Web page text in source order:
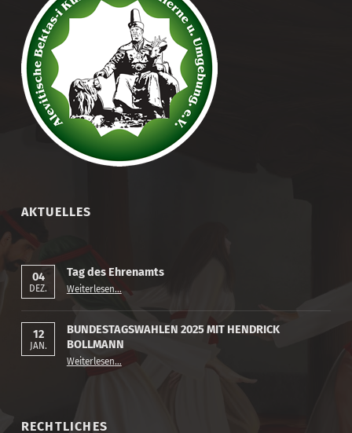
AKTUELLES
04
DEZ.
Tag des Ehrenamts
Weiterlesen…
12
JAN.
BUNDESTAGSWAHLEN 2025 MIT HENDRICK
BOLLMANN
Weiterlesen“BUNDESTAGSWAHLEN 2025 MIT HENDRICK BOLLMANN”
…
RECHTLICHES